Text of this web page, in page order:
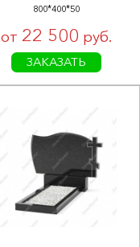
800*400*50
от 22 500 руб.
ЗАКАЗАТЬ